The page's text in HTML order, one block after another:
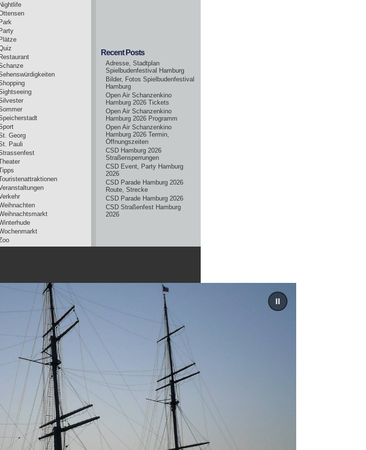
Georg
Pauli
Recent Posts
Adresse, Stadtplan
Spielbudenfestival Hamburg
Bilder, Fotos Spielbudenfestival
Hamburg
Open Air Schanzenkino
Hamburg 2026 Tickets
Open Air Schanzenkino
Hamburg 2026 Programm
Open Air Schanzenkino
Hamburg 2026 Termin,
Öffnungszeiten
CSD Hamburg 2026
Straßensperrungen
CSD Event, Party Hamburg
2026
CSD Parade Hamburg 2026
Route, Strecke
CSD Parade Hamburg 2026
CSD Straßenfest Hamburg
2026